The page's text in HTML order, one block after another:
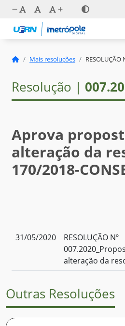
Mais resoluções RESOLUÇÃO
Resolução |
Aprova
alteração da
170/2018-
31/05/2020
RESOLUÇÃO Nº
alteração da
Outras Resoluções